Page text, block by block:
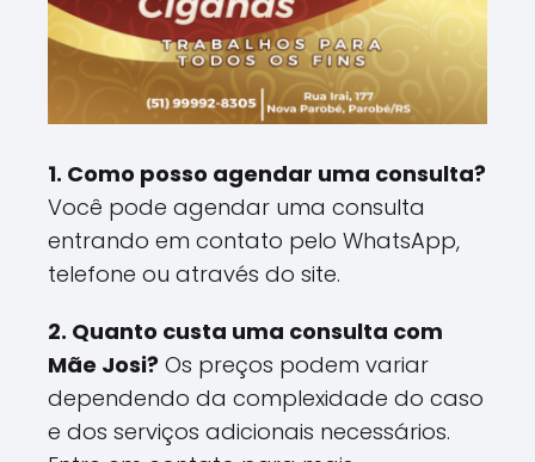
1. Como posso agendar uma consulta?
Você pode agendar uma consulta
entrando em contato pelo WhatsApp,
telefone ou através do site.
2. Quanto custa uma consulta com
Mãe Josi? Os preços podem variar
dependendo da complexidade do caso
e dos serviços adicionais necessários.